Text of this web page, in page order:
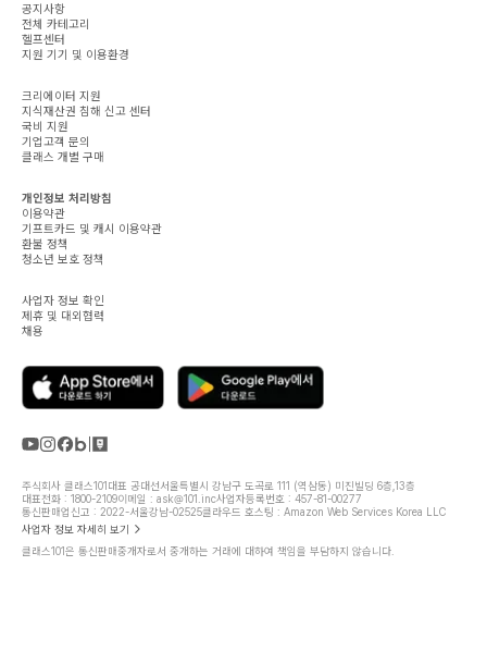
공지사항
전체 카테고리
헬프센터
지원 기기 및 이용환경
크리에이터 지원
지식재산권 침해 신고 센터
국비 지원
기업고객 문의
클래스 개별 구매
개인정보 처리방침
이용약관
기프트카드 및 캐시 이용약관
환불 정책
청소년 보호 정책
사업자 정보 확인
제휴 및 대외협력
채용
주식회사 클래스101대표 공대선서울특별시 강남구 도곡로 111 (역삼동) 미진빌딩 6층,13층
대표전화 : 1800-2109이메일 : ask@101.inc사업자등록번호 : 457-81-00277
통신판매업신고 : 2022-서울강남-02525클라우드 호스팅 : Amazon Web Services Korea LLC
사업자 정보 자세히 보기
클래스101은 통신판매중개자로서 중개하는 거래에 대하여 책임을 부담하지 않습니다.